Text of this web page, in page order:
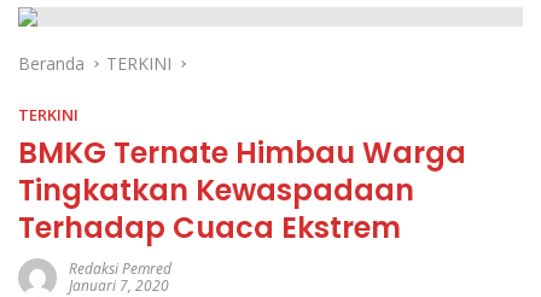
Beranda TERKINI
TERKINI
BMKG Ternate Himbau Warga
Tingkatkan Kewaspadaan
Terhadap Cuaca Ekstrem
Redaksi Pemred
Januari 7, 2020